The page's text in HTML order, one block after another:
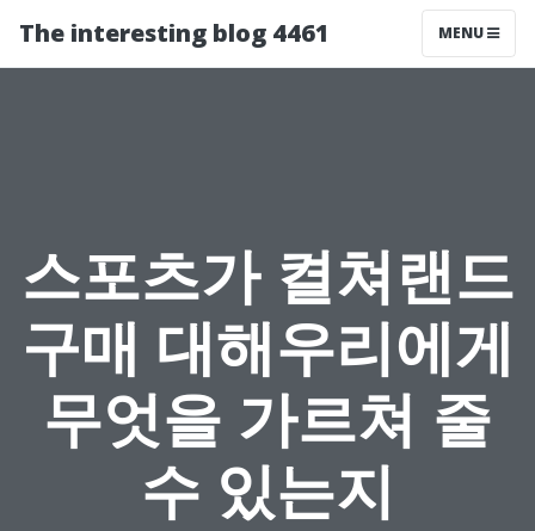
The interesting blog 4461 MENU
스포츠가 켤쳐랜드
구매 대해우리에게
무엇을 가르쳐 줄
수 있는지